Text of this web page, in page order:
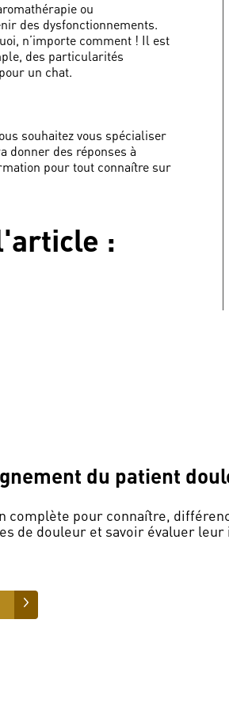
ou
des dysfonctionnements.
n’importe comment ! Il est
des particularités
un chat.
souhaitez vous spécialiser
donner des réponses à
pour tout connaître sur
:
du patient
complète pour connaître,
de douleur et savoir évaluer